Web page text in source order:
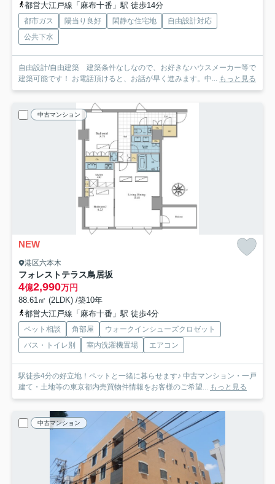
都営大江戸線「麻布十番」駅 徒歩14分
都市ガス 陽当り良好 閑静な住宅地
自由設計対応
公共下水
自由設計/自由建築 建築条件なしなので、お好きなハウスメーカー等で
建築可能です！ お電話頂けると、お話が早く進みます。中... もっと見る
中古マンション
NEW
港区六本木
フォレストテラス鳥居坂
4億2,990万円
88.61㎡ (2LDK) /築10年
都営大江戸線「麻布十番」駅 徒歩4分
ペット相談 角部屋
ウォークインシューズクロゼット
バス・トイレ別
室内洗濯機置場 エアコン
駅徒歩4分の好立地！ペットと一緒に暮らせます♪ 中古マンション・一戸
建て・土地等の東京都内売買物件情報をお客様のご希望... もっと見る
中古マンション